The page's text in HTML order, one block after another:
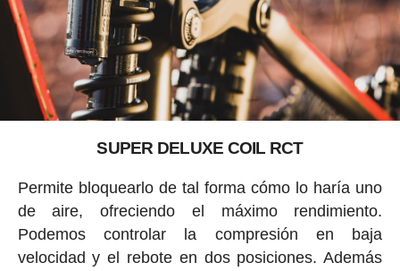
SUPER DELUXE COIL RCT
Permite bloquearlo de tal forma cómo lo haría uno
de aire, ofreciendo el máximo rendimiento.
Podemos controlar la compresión en baja
velocidad y el rebote en dos posiciones. Además